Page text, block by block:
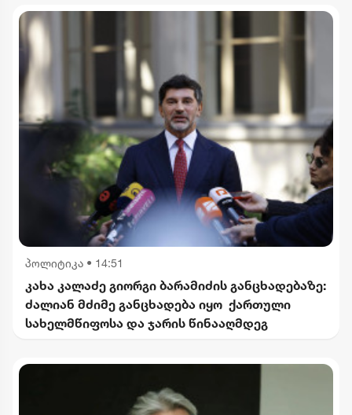
პოლიტიკა • 14:51
კახა კალაძე გიორგი ბარამიძის განცხადებაზე:
ძალიან მძიმე განცხადება იყო ქართული
სახელმწიფოსა და ჯარის წინააღმდეგ